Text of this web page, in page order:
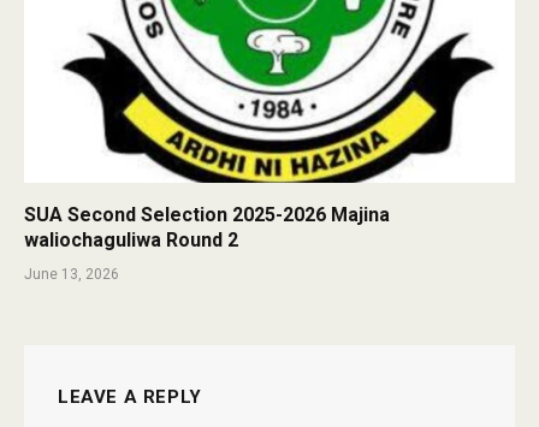
SUA Second Selection 2025-2026 Majina
waliochaguliwa Round 2
June 13, 2026
LEAVE A REPLY